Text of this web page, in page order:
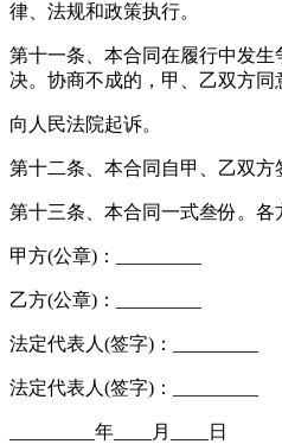
律、法规和政策执行。
第十一条、本合同在履行中发
决。协商不成的，甲、乙双方同
向人民法院起诉。
第十二条、本合同自甲、乙双方
第十三条、本合同一式叁份。各
甲方(公章)：_________
乙方(公章)：_________
法定代表人(签字)：_________
法定代表人(签字)：_________
_________年____月____日